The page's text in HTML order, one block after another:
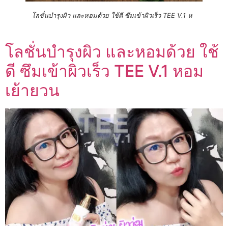
โลชั่นบำรุงผิว และหอมด้วย ใช้ดี ซึมเข้าผิวเร็ว TEE V.1 ห
โลชั่นบำรุงผิว และหอมด้วย ใช้
ดี ซึมเข้าผิวเร็ว TEE V.1 หอม
เย้ายวน